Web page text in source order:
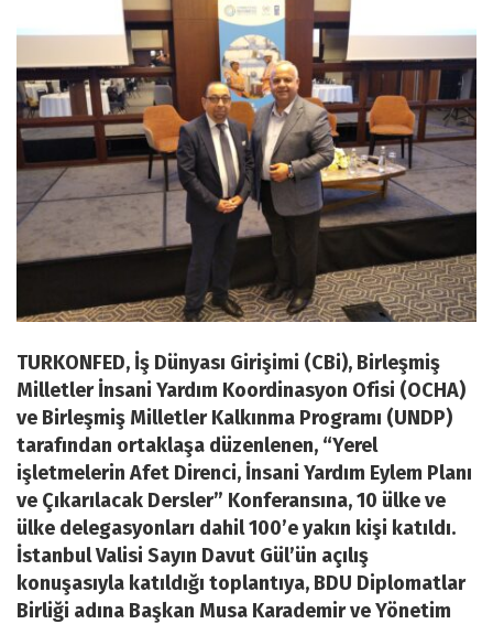
TURKONFED, İş Dünyası Girişimi (CBi), Birleşmiş
Milletler İnsani Yardım Koordinasyon Ofisi (OCHA)
ve Birleşmiş Milletler Kalkınma Programı (UNDP)
tarafından ortaklaşa düzenlenen, “Yerel
işletmelerin Afet Direnci, İnsani Yardım Eylem Planı
ve Çıkarılacak Dersler” Konferansına, 10 ülke ve
ülke delegasyonları dahil 100’e yakın kişi katıldı.
İstanbul Valisi Sayın Davut Gül’ün açılış
konuşasıyla katıldığı toplantıya, BDU Diplomatlar
Birliği adına Başkan Musa Karademir ve Yönetim